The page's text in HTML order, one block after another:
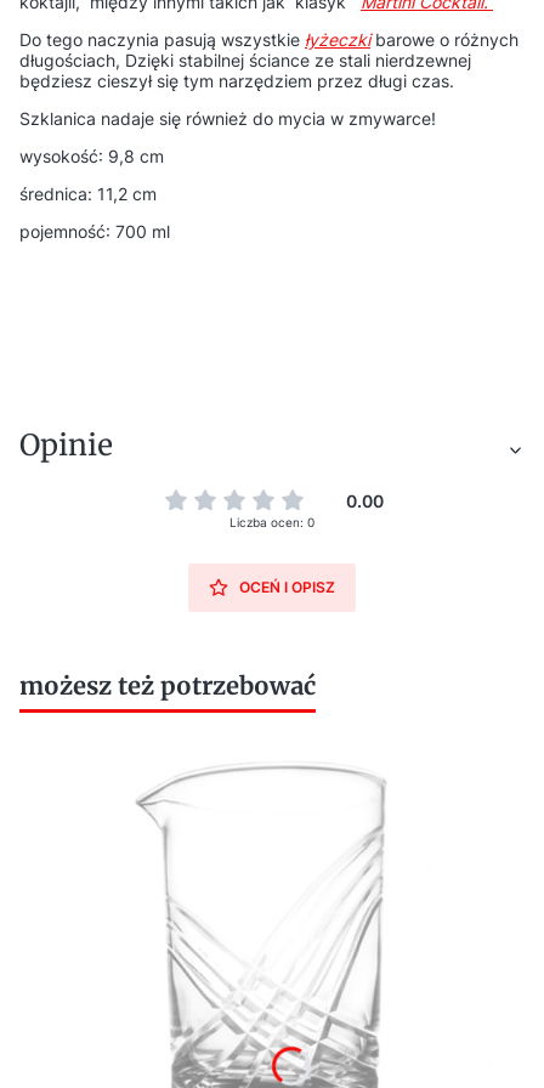
Do tego naczynia pasują wszystkie łyżeczkibarowe o różnych
długościach, Dzięki stabilnej ściance ze stali nierdzewnej
będziesz cieszył się tym narzędziem przez długi czas.
Szklanica nadaje się również do mycia w zmywarce!
wysokość: 9,8 cm
średnica: 11,2 cm
pojemność: 700 ml
Opinie
0.00
Liczba ocen: 0
OCEŃ I OPISZ
możesz też potrzebować